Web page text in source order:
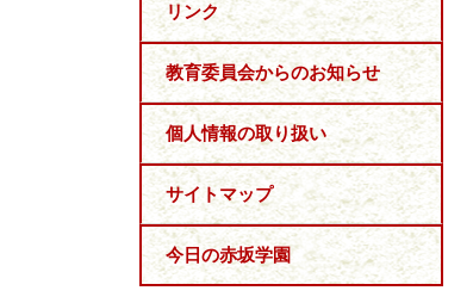
リンク
教育委員会からのお知らせ
個人情報の取り扱い
サイトマップ
今日の赤坂学園